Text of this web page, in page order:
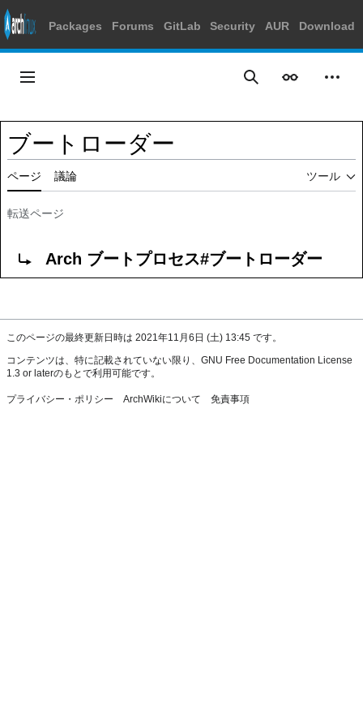
Packages Forums GitLab Security AUR Download
ス
キ
ッ
プ
メインメニュー 検索 表示 個人
ブートローダー
ページ 議論 ツール
転送ページ
Arch ブートプロセス#ブートローダー
このページの最終更新日時は 2021年11月6日 (土) 13:45 です。
コンテンツは、特に記載されていない限り、 GNU Free Documentation License
1.3 or laterのもとで利用可能です。
プライバシー・ポリシー ArchWikiについて 免責事項